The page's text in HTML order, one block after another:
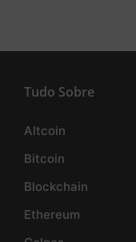
Tudo Sobre
Altcoin
Bitcoin
Blockchain
Ethereum